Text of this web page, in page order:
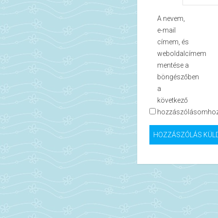
A nevem,
e-mail
címem, és
weboldalcímem
mentése a
böngészőben
a
következő